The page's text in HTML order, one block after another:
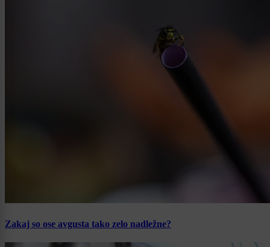
Zakaj so ose avgusta tako zelo nadležne?